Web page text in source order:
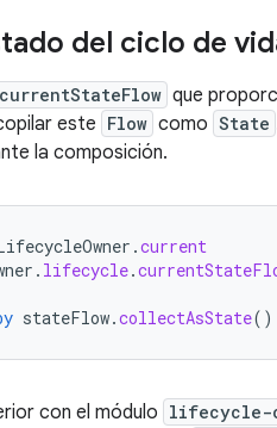
del ciclo de
currentStateFlow que
este Flow como State
la composición.
.current
. lifecycle.
stateFlow.collectAsState()
con el módulo lifecycle-